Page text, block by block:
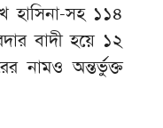
হাসিনা-সহ ১১৪
বাদী হয়ে ১২
নামও অন্তর্ভুক্ত